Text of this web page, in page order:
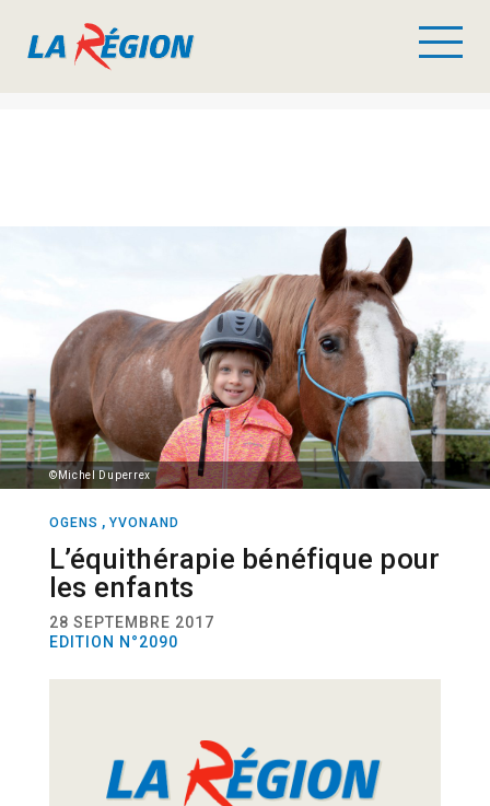
©Michel Duperrex
OGENS , YVONAND
L’équithérapie bénéfique pour
les enfants
28 SEPTEMBRE 2017
EDITION N°2090